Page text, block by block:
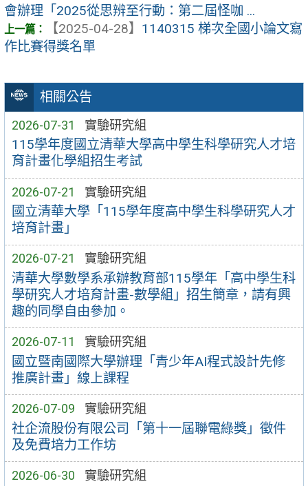
相關公告
2026-07-31 實驗研究組
115學年度國立清華大學高中學生科學研究人才培
育計畫化學組招生考試
2026-07-21 實驗研究組
國立清華大學「115學年度高中學生科學研究人才
培育計畫」
2026-07-21 實驗研究組
清華大學數學系承辦教育部115學年「高中學生科
學研究人才培育計畫-數學組」招生簡章，請有興
趣的同學自由參加。
2026-07-11 實驗研究組
國立暨南國際大學辦理「青少年AI程式設計先修
推廣計畫」線上課程
2026-07-09 實驗研究組
社企流股份有限公司「第十一屆聯電綠獎」徵件
及免費培力工作坊
2026-06-30 實驗研究組
會辦理「2025從思辨至行動：第二屆怪咖 ...
【2025-04-28】 1140315 梯次全國小論文寫
作比賽得獎名單